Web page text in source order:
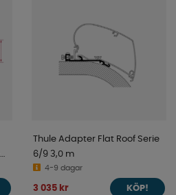
Thule Adapter Flat Roof Serie
6/9 3,0 m
4-9 dagar
3 035 kr KÖP!